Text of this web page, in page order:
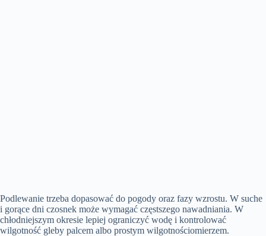
Podlewanie trzeba dopasować do pogody oraz fazy wzrostu. W suche
i gorące dni czosnek może wymagać częstszego nawadniania. W
chłodniejszym okresie lepiej ograniczyć wodę i kontrolować
wilgotność gleby palcem albo prostym wilgotnościomierzem.